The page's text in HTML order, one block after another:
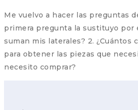
Me vuelvo a hacer las preguntas
primera pregunta la sustituyo por
suman mis laterales? 2. ¿Cuántos
para obtener las piezas que
necesito comprar?